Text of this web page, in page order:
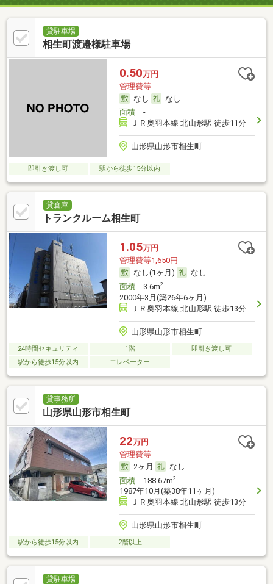
貸駐車場
相生町渡邉様駐車場
0.50万円
管理費等-
なし
なし
面積-
ＪＲ奥羽本線 北山形駅 徒歩11分
山形県山形市相生町
即引き渡し可 駅から徒歩15分以内
貸倉庫
トランクルーム相生町
1.05万円
管理費等1,650円
なし(1ヶ月)
なし
面積3.6m2
2000年3月(築26年6ヶ月)
ＪＲ奥羽本線 北山形駅 徒歩13分
山形県山形市相生町
24時間セキュリティ 1階
即引き渡し可
駅から徒歩15分以内
エレベーター
貸事務所
山形県山形市相生町
22万円
管理費等-
2ヶ月
なし
面積188.67m2
1987年10月(築38年11ヶ月)
ＪＲ奥羽本線 北山形駅 徒歩13分
山形県山形市相生町
駅から徒歩15分以内 2階以上
貸駐車場